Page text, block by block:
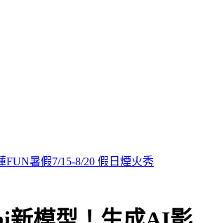
！ 竟朝9月大姪子嘴裡「猛灌強力